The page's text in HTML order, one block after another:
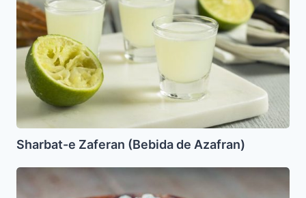
(Bebida
de
Azafran)
Sharbat-e Zaferan (Bebida de Azafran)
Harina